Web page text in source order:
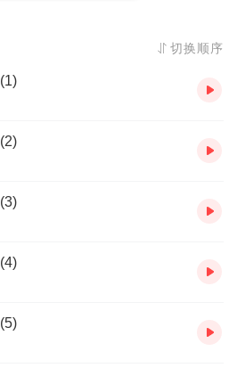
不仅外表美丽，内心更是善良坚韧。
闪烁着迷人的光芒，他们常常一起漫
一帆风顺。家族企业的竞争、媒体的恶
他们面临重重考验。但无论遇到多
切换顺序